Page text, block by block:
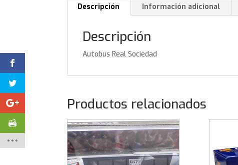
Descripción Información adicional
Descripción
Autobus Real Sociedad
Productos relacionados